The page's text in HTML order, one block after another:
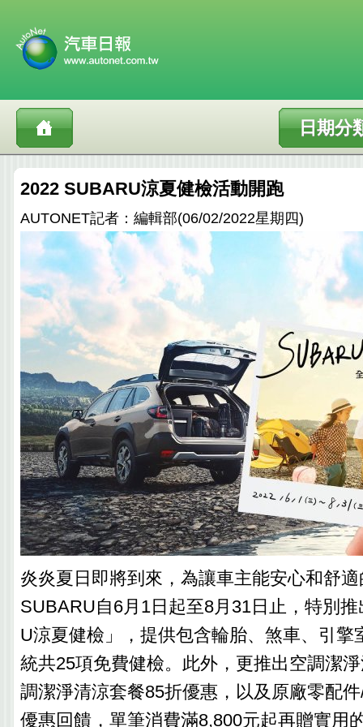
日期分
2022 SUBARU涼夏健檢活動開跑
AUTONET記者：編輯部(06/02/2022星期四)
炎炎夏日即將到來，為讓車主能安心和舒
SUBARU自6月1日起至8月31日止，特別
U涼夏健檢」，提供包含輪胎、煞車、引擎
統共25項免費健檢。此外，更推出空調潔
調潔淨清涼套餐85折優惠，以及原廠零配
優惠回饋，單筆消費滿8,800元起再贈實用